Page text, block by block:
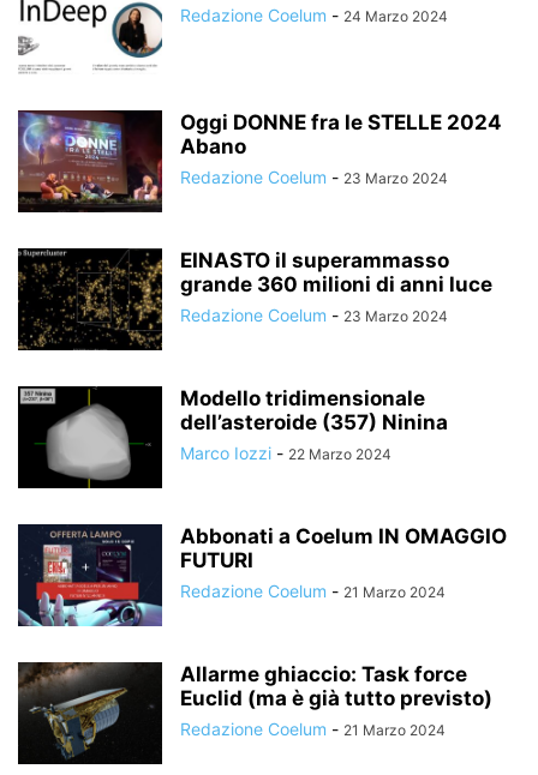
Redazione Coelum - 24 Marzo 2024
Oggi DONNE fra le STELLE 2024
Abano
Redazione Coelum - 23 Marzo 2024
EINASTO il superammasso
grande 360 milioni di anni luce
Redazione Coelum - 23 Marzo 2024
Modello tridimensionale
dell’asteroide (357) Ninina
Marco Iozzi - 22 Marzo 2024
Abbonati a Coelum IN OMAGGIO
FUTURI
Redazione Coelum - 21 Marzo 2024
Allarme ghiaccio: Task force
Euclid (ma è già tutto previsto)
Redazione Coelum - 21 Marzo 2024